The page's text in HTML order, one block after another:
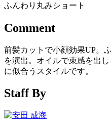
ふんわり丸みショート
Comment
前髪カットで小顔効果UP。
を演出。オイルで束感を出
に似合うスタイルです。
Staff By